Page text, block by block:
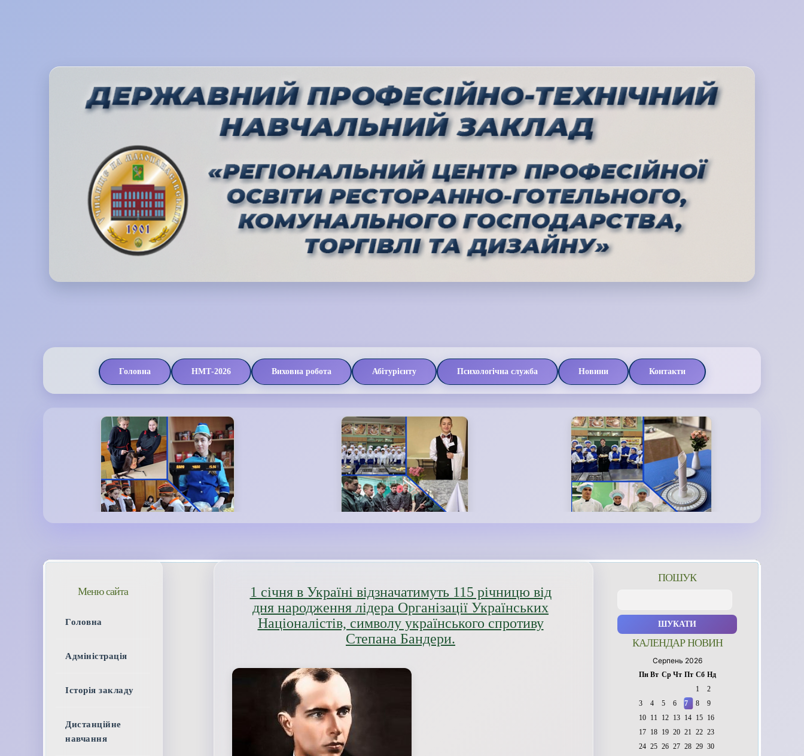
Головна НМТ-2026 Виховна робота Абітурієнту Психологічна служба Новини Контакти
1 січня в Україні відзначатимуть 115 річницю від
дня народження лідера Організації Українських
Націоналістів, символу українського спротиву
Степана Бандери.
ПОШУК
КАЛЕНДАР НОВИН
Серпень 2026
Пн Вт Ср Чт Пт Сб Нд
1
2
3
4 5 6 7 8
9
10
11 12 13 14 15
16
17
18 19 20 21 22 23
24 25 26 27 28 29 30
Меню сайта
Головна
Адміністрація
Історія закладу
Дистанційне
навчання